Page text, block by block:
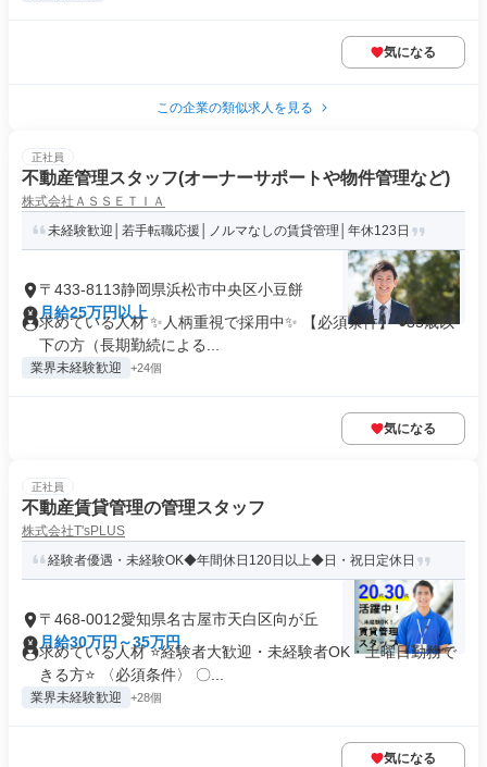
気になる
この企業の類似求人を見る
正社員
不動産管理スタッフ(オーナーサポートや物件管理など)
株式会社ＡＳＳＥＴＩＡ
未経験歓迎│若手転職応援│ノルマなしの賃貸管理│年休123日
〒433-8113静岡県浜松市中央区小豆餅
月給25万円以上
求めている人材 ✨人柄重視で採用中✨ 【必須条件】 ●35歳以
下の方（長期勤続による...
業界未経験歓迎 +24個
気になる
正社員
不動産賃貸管理の管理スタッフ
株式会社T'sPLUS
経験者優遇・未経験OK◆年間休日120日以上◆日・祝日定休日
〒468-0012愛知県名古屋市天白区向が丘
月給30万円～35万円
求めている人材 ⭐経験者大歓迎・未経験者OK・土曜日勤務で
きる方⭐ 〈必須条件〉 〇...
業界未経験歓迎 +28個
気になる